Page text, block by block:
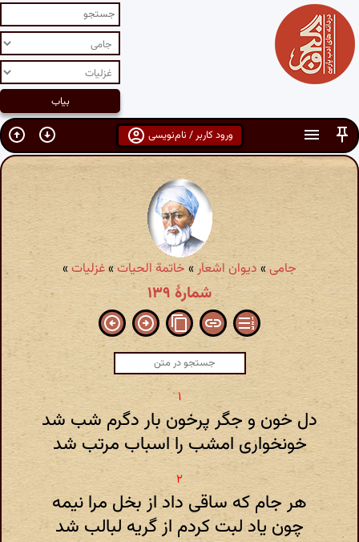
ورود کاربر / نام‌نویسی
جامی» دیوان اشعار» خاتمة الحیات»غزلیات»
شمارهٔ ۱۳۹
دل خون و جگر پرخون بار دگرم شب شد
خونخواری امشب را اسباب مرتب شد
هر جام که ساقی داد از بخل مرا نیمه
چون یاد لبت کردم از گریه لبالب شد